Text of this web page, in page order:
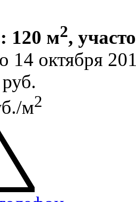
120 м2,
14 октября
руб.
м2